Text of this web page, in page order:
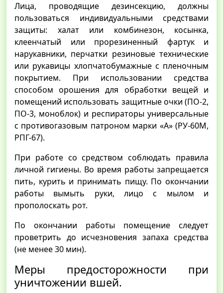
Лица, проводящие дезинсекцию, должны
пользоваться индивидуальными средствами
защиты: халат или комбинезон, косынка,
клеенчатый или прорезиненный фартук и
нарукавники, перчатки резиновые технические
или рукавицы хлопчатобумажные с пленочным
покрытием. При использовании средства
способом орошения для обработки вещей и
помещений использовать защитные очки (ПО-2,
ПО-3, моноблок) и респираторы универсальные
с противогазовым патроном марки «А» (РУ-60М,
РПГ-67).
При работе со средством соблюдать правила
личной гигиены. Во время работы запрещается
пить, курить и принимать пищу. По окончании
работы вымыть руки, лицо с мылом и
прополоскать рот.
По окончании работы помещение следует
проветрить до исчезновения запаха средства
(не менее 30 мин).
Меры предосторожности при
уничтожении вшей.